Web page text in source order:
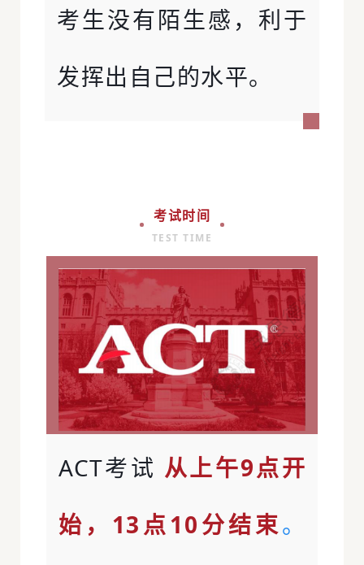
考生没有陌生感，利于
发挥出自己的水平。
考试时间
TEST TIME
ACT考试 从上午9点开
始，13点10分结束。